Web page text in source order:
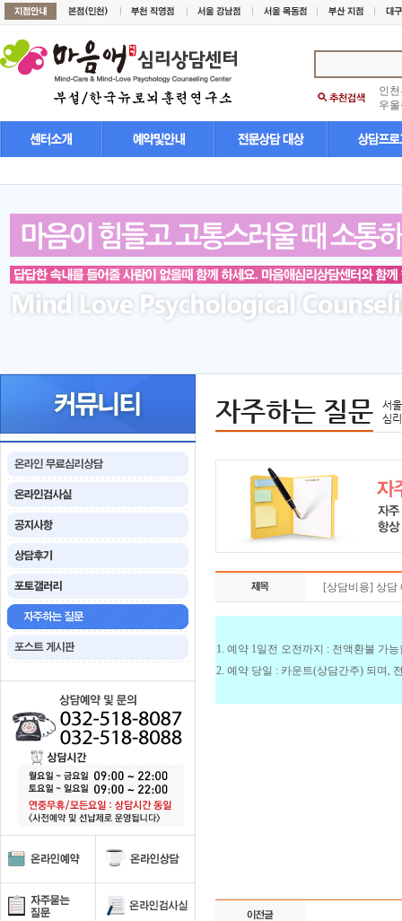
인
우
자주하는 질문
서
심
[상담비용] 상담
1. 예약 1일전 오전까지 : 전액환불 가
2. 예약 당일 : 카운트(상담간주) 되며,